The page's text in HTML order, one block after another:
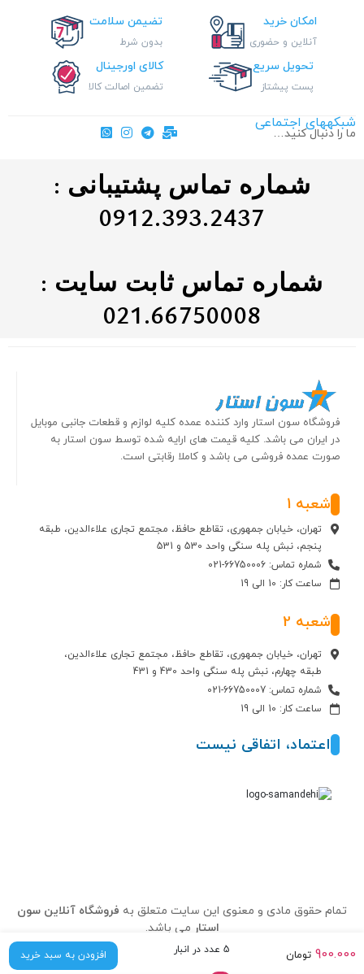
امکان خرید
آنلاین و حضوری
تضیمن سلامت
بدون شرط
تحویل سریع
پست پیشتاز
کالای اورجینال
تضمین اصالت کالا
شبکههای اجتماعی
ما را دنبال کنید…
شماره تماس پشتیبانی :
0912.393.2437
شماره تماس ثابت سایت :
021.66750008
فروشگاه سون استار وارد کننده عمده کلیه لوازم و قطعات جانبی موبایل
در ایران می باشد. کلیه قیمت های ارایه شده توسط سون استار به
صورت عمده فروشی می باشد و کاملا رقابتی است.
شعبه 1
تهران، خیابان جمهوری، تقاطع حافظ، مجتمع تجاری علاءالدین، طبقه
پنجم، نبش پله سنگی واحد 530 و 531
شماره تماس: 66750006-021
ساعت کار: 10 الی 19
شعبه 2
تهران، خیابان جمهوری، تقاطع حافظ، مجتمع تجاری علاءالدین،
طبقه چهارم، نبش پله سنگی واحد 430 و 431
شماره تماس: 66750007-021
ساعت کار: 10 الی 19
اعتماد، اتفاقی نیست
تمام حقوق مادی و معنوی این سایت متعلق به فروشگاه آنلاین سون
استار می باشد.
تومان900.000 5 عدد در انبار افزودن به سبد خرید